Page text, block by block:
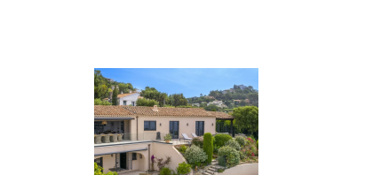
Villa L’Horizon Les
Issambres –
Roquebrune-sur-Argens